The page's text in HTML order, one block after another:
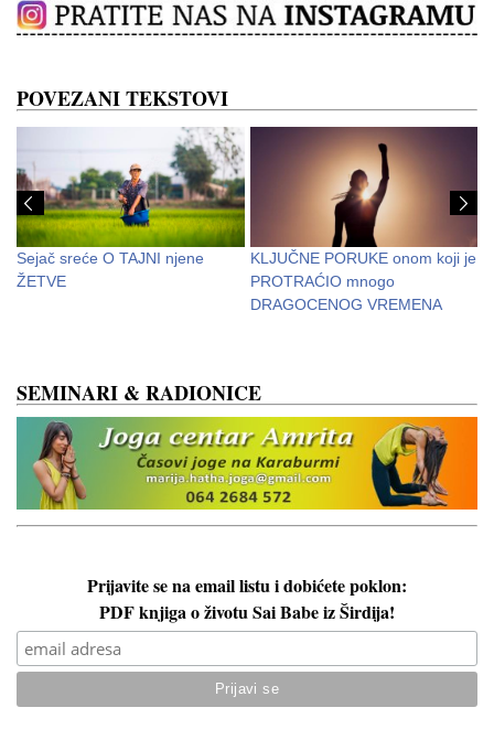
POVEZANI TEKSTOVI
Sejač sreće O TAJNI njene
ŽETVE
KLJUČNE PORUKE onom koji je
PROTRAĆIO mnogo
DRAGOCENOG VREMENA
SEMINARI & RADIONICE
Prijavite se na email listu i dobićete poklon:
PDF knjiga o životu Sai Babe iz Širdija!